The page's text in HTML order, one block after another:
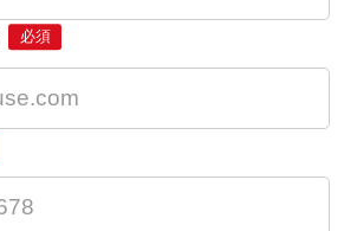
必須